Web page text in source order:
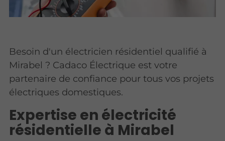
Besoin d'un électricien résidentiel qualifié à
Mirabel ? Cadaco Électrique est votre
partenaire de confiance pour tous vos projets
électriques domestiques.
Expertise en électricité
résidentielle à Mirabel